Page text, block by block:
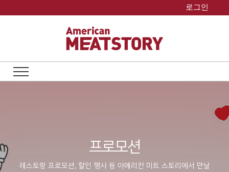
로그인
프로모션
레스토랑 프로모션, 할인 행사 등 아메리칸 미트 스토리에서 만날